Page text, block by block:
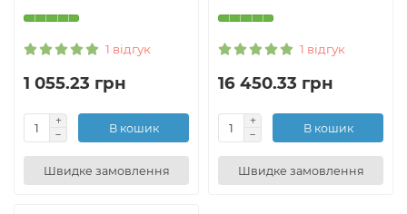
1 відгук
1 055.23 грн
В кошик
Швидке замовлення
1 відгук
16 450.33 грн
В кошик
Швидке замовлення